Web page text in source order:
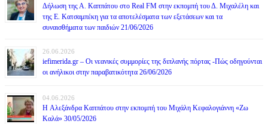
Δήλωση της Α. Καππάτου στο Real FM στην εκπομπή του Δ. Μιχαλέλη και
της Ε. Κατσαμπέκη για τα αποτελέσματα των εξετάσεων και τα
συναισθήματα των παιδιών 21/06/2026
26.06.2026
iefimerida.gr – Οι νεανικές συμμορίες της διπλανής πόρτας -Πώς οδηγούνται
οι ανήλικοι στην παραβατικότητα 26/06/2026
04.06.2026
H Αλεξάνδρα Καππάτου στην εκπομπή του Μιχάλη Κεφαλογιάννη «Ζω
Καλά» 30/05/2026